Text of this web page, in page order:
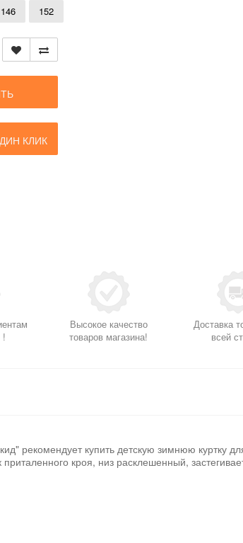
146 152
КЛИК
!
Высокое качество
товаров магазина!
Доставка
всей
рекомендует купить детскую зимнюю куртку
кроя, низ расклешенный,